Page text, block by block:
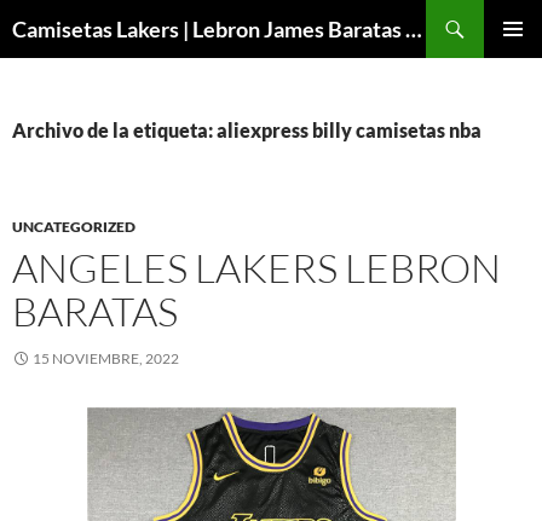
Camisetas Lakers | Lebron James Baratas 2024 – Micamisetanba
Archivo de la etiqueta: aliexpress billy camisetas nba
UNCATEGORIZED
ANGELES LAKERS LEBRON
BARATAS
15 NOVIEMBRE, 2022